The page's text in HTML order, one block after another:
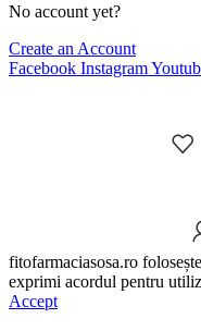
No account yet?
Create an Account
Facebook Instagram
fitofarmaciasosa.ro
exprimi acordul pentru
Accept